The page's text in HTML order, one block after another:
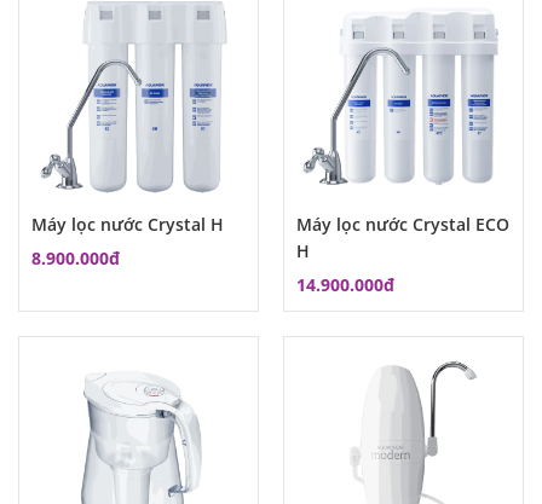
Máy lọc nước Crystal H
8.900.000đ
Máy lọc nước Crystal ECO
H
14.900.000đ